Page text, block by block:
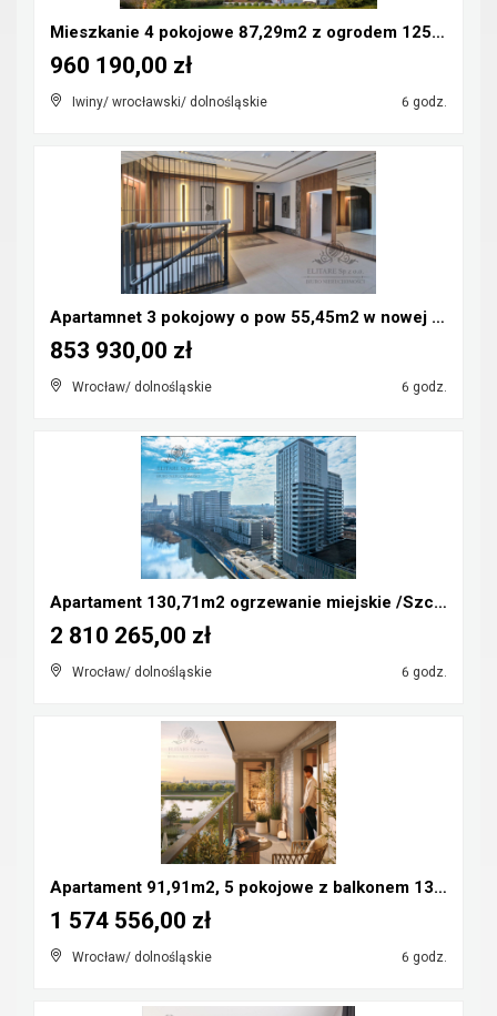
Mieszkanie 4 pokojowe 87,29m2 z ogrodem 125m2/Iwin...
Iwiny/ wrocławski/ dolnośląskie 6 godz.
960 190,00 zł
Apartamnet 3 pokojowy o pow 55,45m2 w nowej inwest...
Wrocław/ dolnośląskie 6 godz.
853 930,00 zł
Apartament 130,71m2 ogrzewanie miejskie /Szczepin ...
Wrocław/ dolnośląskie 6 godz.
2 810 265,00 zł
Apartament 91,91m2, 5 pokojowe z balkonem 13,01m2/...
Wrocław/ dolnośląskie 6 godz.
1 574 556,00 zł